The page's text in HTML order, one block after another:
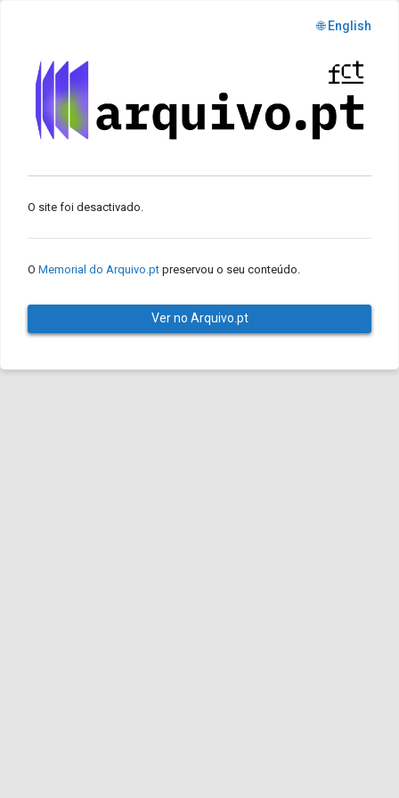
🌐 English
O site foi desactivado.
O Memorial do Arquivo.pt preservou o seu conteúdo.
Ver no Arquivo.pt